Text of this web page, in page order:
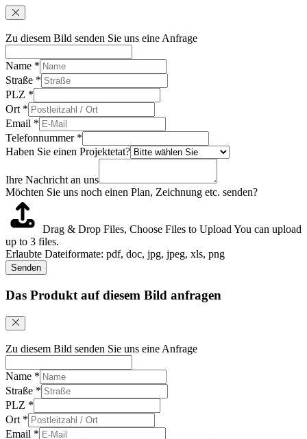
Zu diesem Bild senden Sie uns eine Anfrage
Name *
Straße *
PLZ *
Ort *
Email *
Telefonnummer *
Haben Sie einen Projektetat?
Ihre Nachricht an uns
Möchten Sie uns noch einen Plan, Zeichnung etc. senden?
Drag & Drop Files, Choose Files to Upload You can upload
up to 3 files.
Erlaubte Dateiformate: pdf, doc, jpg, jpeg, xls, png
Senden
Das Produkt auf diesem Bild anfragen
Zu diesem Bild senden Sie uns eine Anfrage
Name *
Straße *
PLZ *
Ort *
Email *